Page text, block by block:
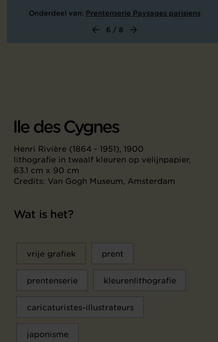
Onderdeel van: Prentenserie Paysages parisiens
6 / 8
Ile des Cygnes
Henri Rivière (1864 - 1951), 1900
lithografie in twaalf kleuren op velijnpapier,
63.1 cm x 90 cm
Credits: Van Gogh Museum, Amsterdam
Wat is het?
vrije grafiek prent
prentenserie kleurenlithografie
caricaturistes-illustrateurs
japonisme